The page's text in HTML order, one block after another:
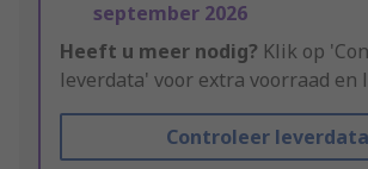
september 2026
Heeft u meer nodig? Klik op
leverdata' voor extra voorraad en
Controleer leverdata